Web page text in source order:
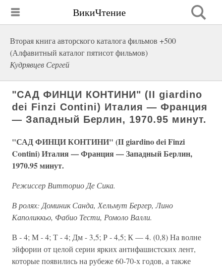
ВикиЧтение
Вторая книга авторского каталога фильмов +500
(Алфавитный каталог пятисот фильмов)
Кудрявцев Сергей
"САД ФИНЦИ КОНТИНИ" (II giardino
dei Finzi Contini) Италия — Франция
— Западный Берлин, 1970.95 минут.
"САД ФИНЦИ КОНТИНИ" (II giardino dei Finzi
Contini) Италия — Франция — Западный Берлин,
1970.95 минут.
Режиссер Витторио Де Сика.
В ролях: Доминик Санда, Хельмут Бергер, Лино
Каполиккьо, Фабио Тести, Ромоло Валли.
В - 4; М - 4; Т - 4; Дм - 3,5; Р - 4,5; К — 4. (0,8) На волне
эйфории от целой серии ярких антифашистских лент,
которые появились на рубеже 60-70-х годов, а также